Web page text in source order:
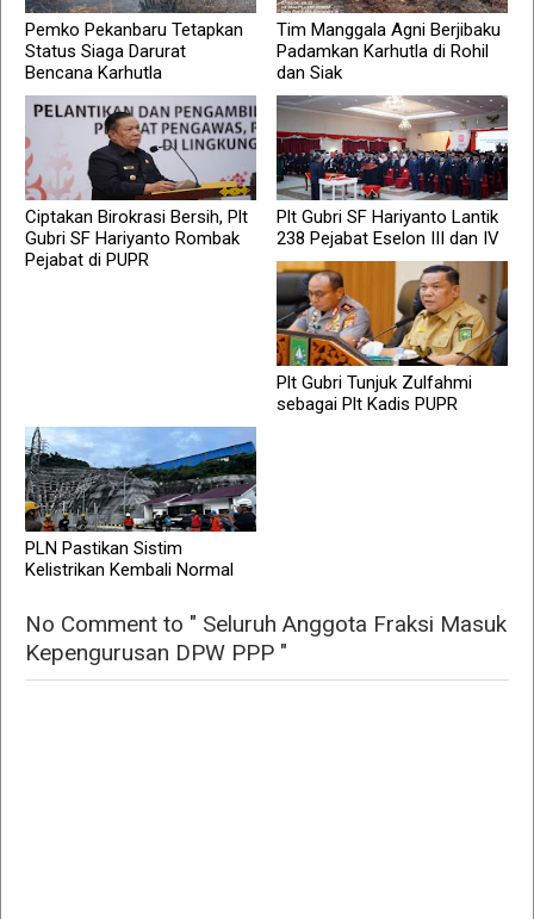
Pemko Pekanbaru Tetapkan
Status Siaga Darurat
Bencana Karhutla
Tim Manggala Agni Berjibaku
Padamkan Karhutla di Rohil
dan Siak
Ciptakan Birokrasi Bersih, Plt
Gubri SF Hariyanto Rombak
Pejabat di PUPR
Plt Gubri SF Hariyanto Lantik
238 Pejabat Eselon III dan IV
Plt Gubri Tunjuk Zulfahmi
sebagai Plt Kadis PUPR
PLN Pastikan Sistim
Kelistrikan Kembali Normal
No Comment to " Seluruh Anggota Fraksi Masuk
Kepengurusan DPW PPP "